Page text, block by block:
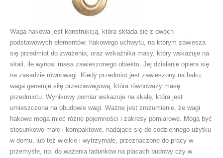
Waga hakowa jest konstrukcją, która składa się z dwóch
podstawowych elementów: hakowego uchwytu, na którym zawiesza
się przedmiot do zważenia, oraz wskaźnika masy, który wskazuje na
skali, ile wynosi masa zawieszonego obiektu. Jej działanie opiera się
na zasadzie równowagi. Kiedy przedmiot jest zawieszony na haku,
waga generuje siłę przeciwwagową, która równoważy masę
przedmiotu. Wynikowy pomiar wskazuje na skalę, która jest
umieszczona na obudowie wagi. Ważne jest zrozumienie, że wagi
hakowe mogą mieć różne pojemności i zakresy pomiarowe. Mogą być
stosunkowo małe i kompaktowe, nadające się do codziennego użytku
w domu, lub też wielkie i wytrzymałe, przeznaczone do pracy w
przemyśle, np. do ważenia ładunków na placach budowy czy w